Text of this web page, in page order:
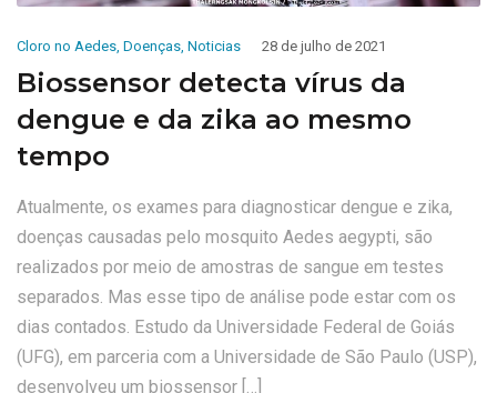
Cloro no Aedes, Doenças, Noticias 28 de julho de 2021
Biossensor detecta vírus da
dengue e da zika ao mesmo
tempo
Atualmente, os exames para diagnosticar dengue e zika,
doenças causadas pelo mosquito Aedes aegypti, são
realizados por meio de amostras de sangue em testes
separados. Mas esse tipo de análise pode estar com os
dias contados. Estudo da Universidade Federal de Goiás
(UFG), em parceria com a Universidade de São Paulo (USP),
desenvolveu um biossensor […]